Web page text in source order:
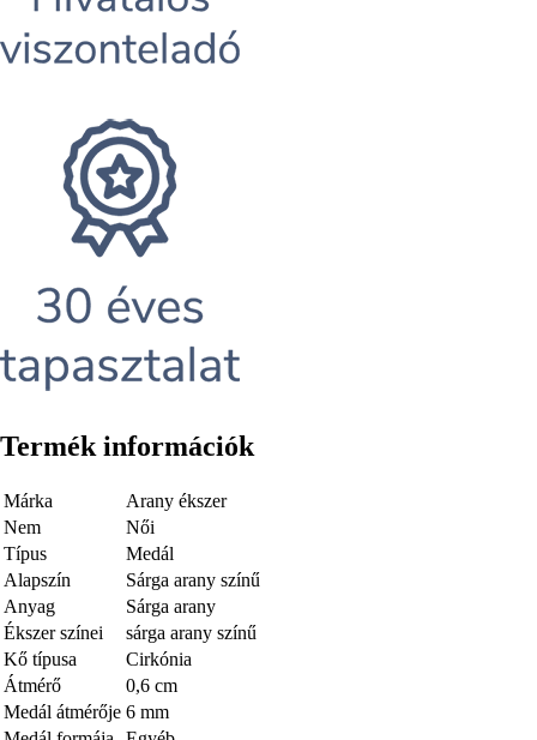
Termék információk
Márka
Arany ékszer
Nem
Női
Típus
Medál
Alapszín
Sárga arany színű
Anyag
Sárga arany
Ékszer színei
sárga arany színű
Kő típusa
Cirkónia
Átmérő
0,6 cm
Medál átmérője 6 mm